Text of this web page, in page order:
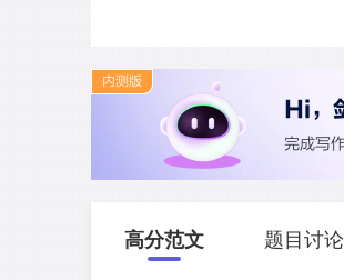
高分范文 题目讨论